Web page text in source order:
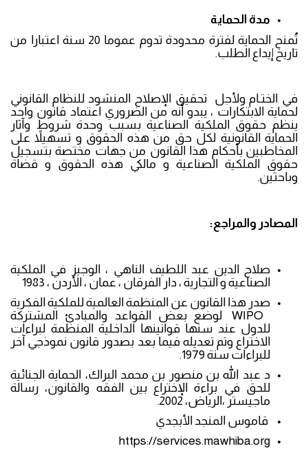
مدة الحماية
تُمنح الحماية لفترة محدودة تدوم عموما 20 سنة اعتبارا من
تاريخ إيداع الطلب.
في الختـام ولأجل تحقيق الإصلاح المنشود للنظام القانوني
لحماية الابتكارات ، يبدو أنه من الضروري اعتماد قانون واحد
ينظم حقوق الملكية الصناعية بسبب وحدة شروط وآثار
الحماية القانونية لكل حق من هذه الحقوق و تسهيلاً على
المخاطبين بأحكام هذا القانون من جهات مختصة بتسجيل
حقوق الملكية الصناعية و مالكي هذه الحقوق و قضاة
وباحثين.
المصادر والمراجع:
صلاح الدين عبد اللطيف الناهي ، الوجيز في الملكية
الصناعية و التجارية ، دار الفرقان ، عمان ، الأردن ، 1983
صدر هذا القانون عن المنظمة العالمية للملكية الفكرية
WIPO لوضع بعض القواعد والمبادئ المشتركة
للدول عند سنها قوانينها الداخلية المنظمة لبراءات
الاختراع وتم تعديله فيما بعد بصدور قانون نموذجي آخر
للبراءات سنة 1979.
د عبد الله بن منصور بن محمد البراك، الحماية الجنائية
للحق في براءة الإختراع بين الفقه والقانون، رسالة
ماجيستر ،الرياض، 2002.
قاموس المنجد الأبجدي
https://services.mawhiba.org